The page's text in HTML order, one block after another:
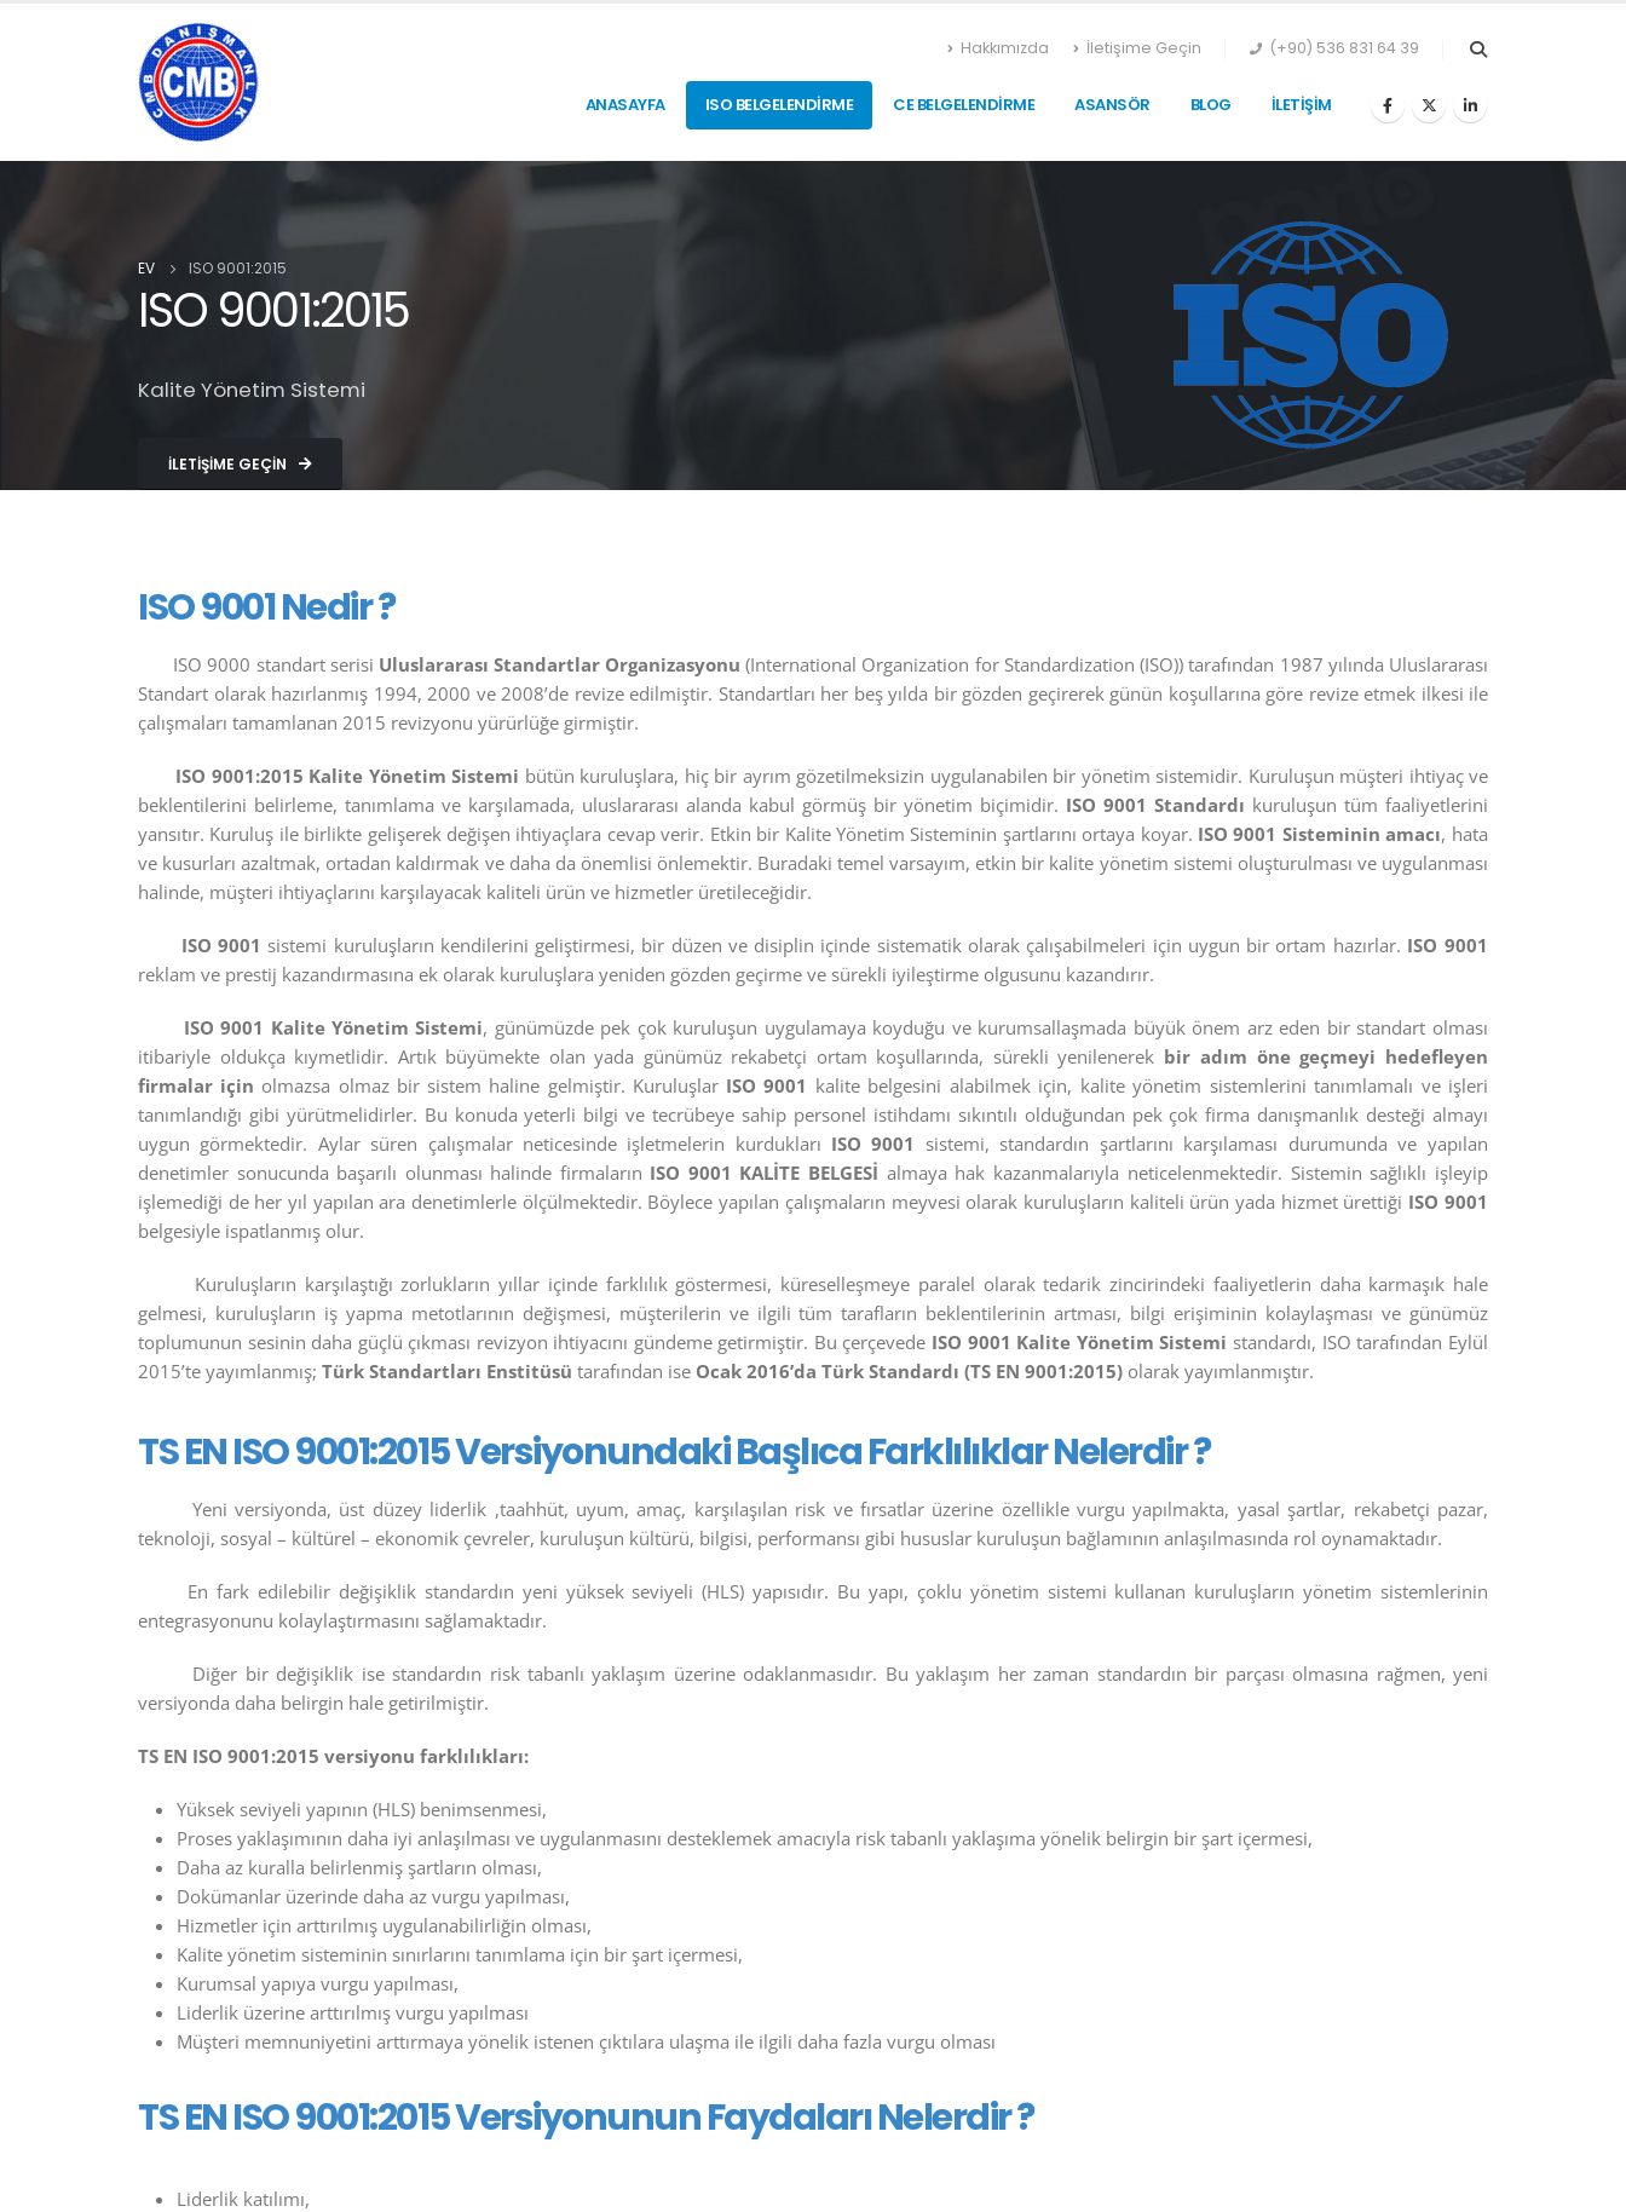
Hakkımızda İletişime Geçin (+90) 536 831 64 39
ANASAYFA ISO BELGELENDIRME CE BELGELENDIRME ASANSÖR BLOG İLETIŞIM
EV ISO 9001:2015
ISO 9001:2015
Kalite Yönetim Sistemi
İLETIŞIME GEÇIN
ISO 9001 Nedir ?
ISO 9000 standart serisi Uluslararası Standartlar Organizasyonu (International Organization for Standardization (ISO)) tarafından 1987 yılında Uluslararası
Standart olarak hazırlanmış 1994, 2000 ve 2008’de revize edilmiştir. Standartları her beş yılda bir gözden geçirerek günün koşullarına göre revize etmek ilkesi ile
çalışmaları tamamlanan 2015 revizyonu yürürlüğe girmiştir.
ISO 9001:2015 Kalite Yönetim Sistemi bütün kuruluşlara, hiç bir ayrım gözetilmeksizin uygulanabilen bir yönetim sistemidir. Kuruluşun müşteri ihtiyaç ve
beklentilerini belirleme, tanımlama ve karşılamada, uluslararası alanda kabul görmüş bir yönetim biçimidir. ISO 9001 Standardı kuruluşun tüm faaliyetlerini
yansıtır. Kuruluş ile birlikte gelişerek değişen ihtiyaçlara cevap verir. Etkin bir Kalite Yönetim Sisteminin şartlarını ortaya koyar. ISO 9001 Sisteminin amacı, hata
ve kusurları azaltmak, ortadan kaldırmak ve daha da önemlisi önlemektir. Buradaki temel varsayım, etkin bir kalite yönetim sistemi oluşturulması ve uygulanması
halinde, müşteri ihtiyaçlarını karşılayacak kaliteli ürün ve hizmetler üretileceğidir.
ISO 9001 sistemi kuruluşların kendilerini geliştirmesi, bir düzen ve disiplin içinde sistematik olarak çalışabilmeleri için uygun bir ortam hazırlar. ISO 9001
reklam ve prestij kazandırmasına ek olarak kuruluşlara yeniden gözden geçirme ve sürekli iyileştirme olgusunu kazandırır.
ISO 9001 Kalite Yönetim Sistemi, günümüzde pek çok kuruluşun uygulamaya koyduğu ve kurumsallaşmada büyük önem arz eden bir standart olması
itibariyle oldukça kıymetlidir. Artık büyümekte olan yada günümüz rekabetçi ortam koşullarında, sürekli yenilenerek bir adım öne geçmeyi hedefleyen
firmalar için olmazsa olmaz bir sistem haline gelmiştir. Kuruluşlar ISO 9001 kalite belgesini alabilmek için, kalite yönetim sistemlerini tanımlamalı ve işleri
tanımlandığı gibi yürütmelidirler. Bu konuda yeterli bilgi ve tecrübeye sahip personel istihdamı sıkıntılı olduğundan pek çok firma danışmanlık desteği almayı
uygun görmektedir. Aylar süren çalışmalar neticesinde işletmelerin kurdukları ISO 9001 sistemi, standardın şartlarını karşılaması durumunda ve yapılan
denetimler sonucunda başarılı olunması halinde firmaların ISO 9001 KALİTE BELGESİ almaya hak kazanmalarıyla neticelenmektedir. Sistemin sağlıklı işleyip
işlemediği de her yıl yapılan ara denetimlerle ölçülmektedir. Böylece yapılan çalışmaların meyvesi olarak kuruluşların kaliteli ürün yada hizmet ürettiği ISO 9001
belgesiyle ispatlanmış olur.
Kuruluşların karşılaştığı zorlukların yıllar içinde farklılık göstermesi, küreselleşmeye paralel olarak tedarik zincirindeki faaliyetlerin daha karmaşık hale
gelmesi, kuruluşların iş yapma metotlarının değişmesi, müşterilerin ve ilgili tüm tarafların beklentilerinin artması, bilgi erişiminin kolaylaşması ve günümüz
toplumunun sesinin daha güçlü çıkması revizyon ihtiyacını gündeme getirmiştir. Bu çerçevede ISO 9001 Kalite Yönetim Sistemi standardı, ISO tarafından Eylül
2015’te yayımlanmış; Türk Standartları Enstitüsü tarafından ise Ocak 2016’da Türk Standardı (TS EN 9001:2015) olarak yayımlanmıştır.
TS EN ISO 9001:2015 Versiyonundaki Başlıca Farklılıklar Nelerdir ?
Yeni versiyonda, üst düzey liderlik ,taahhüt, uyum, amaç, karşılaşılan risk ve fırsatlar üzerine özellikle vurgu yapılmakta, yasal şartlar, rekabetçi pazar,
teknoloji, sosyal – kültürel – ekonomik çevreler, kuruluşun kültürü, bilgisi, performansı gibi hususlar kuruluşun bağlamının anlaşılmasında rol oynamaktadır.
En fark edilebilir değişiklik standardın yeni yüksek seviyeli (HLS) yapısıdır. Bu yapı, çoklu yönetim sistemi kullanan kuruluşların yönetim sistemlerinin
entegrasyonunu kolaylaştırmasını sağlamaktadır.
Diğer bir değişiklik ise standardın risk tabanlı yaklaşım üzerine odaklanmasıdır. Bu yaklaşım her zaman standardın bir parçası olmasına rağmen, yeni
versiyonda daha belirgin hale getirilmiştir.
TS EN ISO 9001:2015 versiyonu farklılıkları:
Yüksek seviyeli yapının (HLS) benimsenmesi,
Proses yaklaşımının daha iyi anlaşılması ve uygulanmasını desteklemek amacıyla risk tabanlı yaklaşıma yönelik belirgin bir şart içermesi,
Daha az kuralla belirlenmiş şartların olması,
Dokümanlar üzerinde daha az vurgu yapılması,
Hizmetler için arttırılmış uygulanabilirliğin olması,
Kalite yönetim sisteminin sınırlarını tanımlama için bir şart içermesi,
Kurumsal yapıya vurgu yapılması,
Liderlik üzerine arttırılmış vurgu yapılması
Müşteri memnuniyetini arttırmaya yönelik istenen çıktılara ulaşma ile ilgili daha fazla vurgu olması
TS EN ISO 9001:2015 Versiyonunun Faydaları Nelerdir ?
Liderlik katılımı,